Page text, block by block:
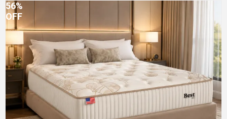
56%
OFF